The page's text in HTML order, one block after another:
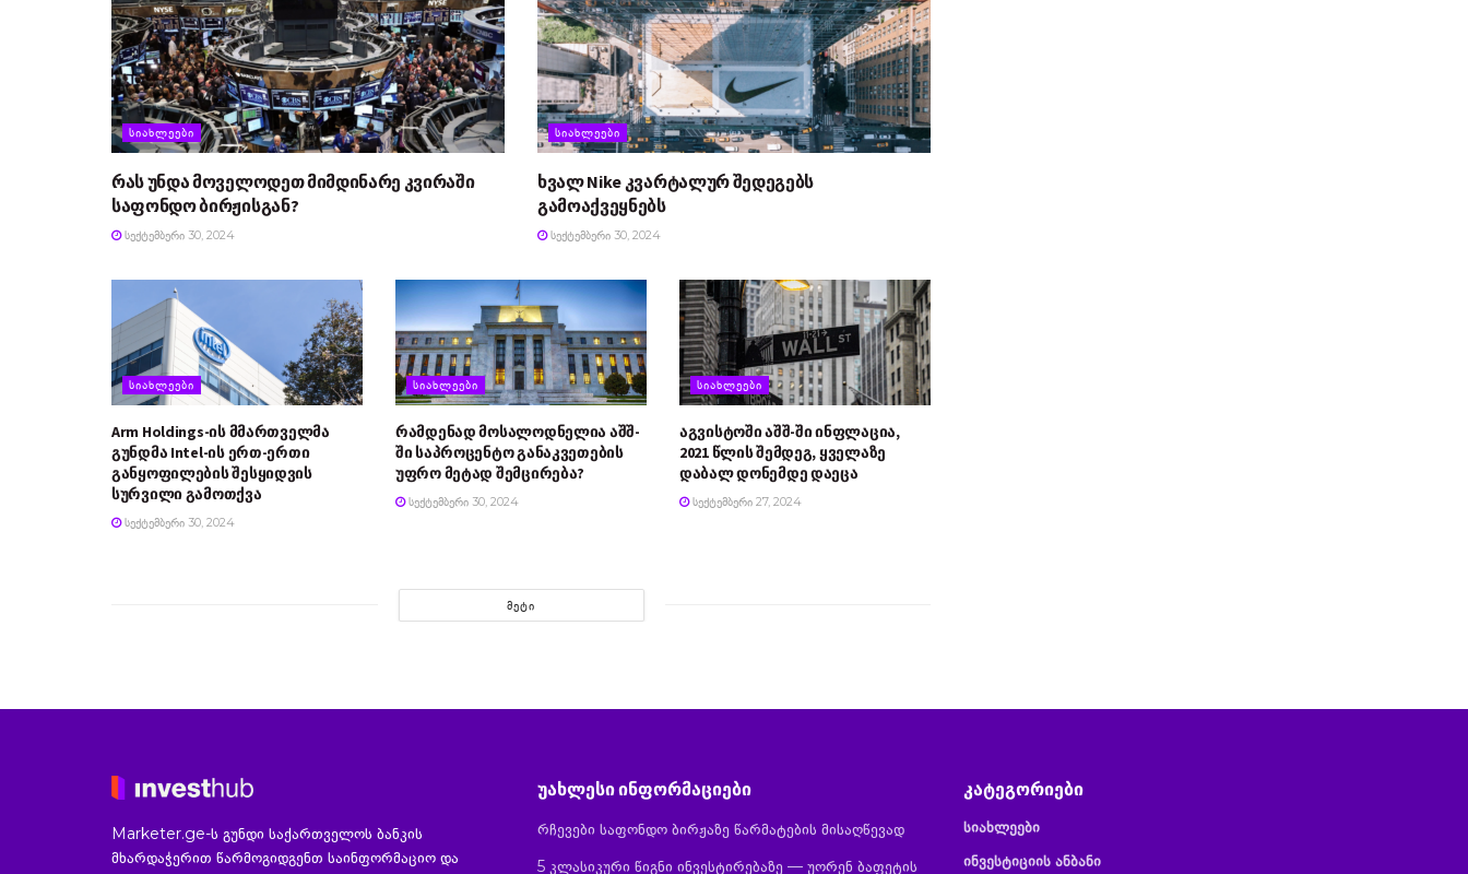
ᲡᲘᲐᲮᲚᲔᲔᲑᲘ
რას უნდა მოველოდეთ მიმდინარე კვირაში
საფონდო ბირჟისგან?
ᲡᲔᲥᲢᲔᲛᲑᲔᲠᲘ 30, 2024
ᲡᲘᲐᲮᲚᲔᲔᲑᲘ
ხვალ Nike კვარტალურ შედეგებს
გამოაქვეყნებს
ᲡᲔᲥᲢᲔᲛᲑᲔᲠᲘ 30, 2024
ᲡᲘᲐᲮᲚᲔᲔᲑᲘ
Arm Holdings-ის მმართველმა
გუნდმა Intel-ის ერთ-ერთი
განყოფილების შესყიდვის
სურვილი გამოთქვა
ᲡᲔᲥᲢᲔᲛᲑᲔᲠᲘ 30, 2024
ᲡᲘᲐᲮᲚᲔᲔᲑᲘ
რამდენად მოსალოდნელია აშშ-
ში საპროცენტო განაკვეთების
უფრო მეტად შემცირება?
ᲡᲔᲥᲢᲔᲛᲑᲔᲠᲘ 30, 2024
ᲡᲘᲐᲮᲚᲔᲔᲑᲘ
აგვისტოში აშშ-ში ინფლაცია,
2021 წლის შემდეგ, ყველაზე
დაბალ დონემდე დაეცა
ᲡᲔᲥᲢᲔᲛᲑᲔᲠᲘ 27, 2024
ᲛᲔᲢᲘ
Marketer.ge-ს გუნდი საქართველოს ბანკის
მხარდაჭერით წარმოგიდგენთ საინფორმაციო და
უახლესი ინფორმაციები
რჩევები საფონდო ბირჟაზე წარმატების მისაღწევად
5 კლასიკური წიგნი ინვესტირებაზე — უორენ ბაფეტის
კატეგორიები
სიახლეები
ინვესტიციის ანბანი